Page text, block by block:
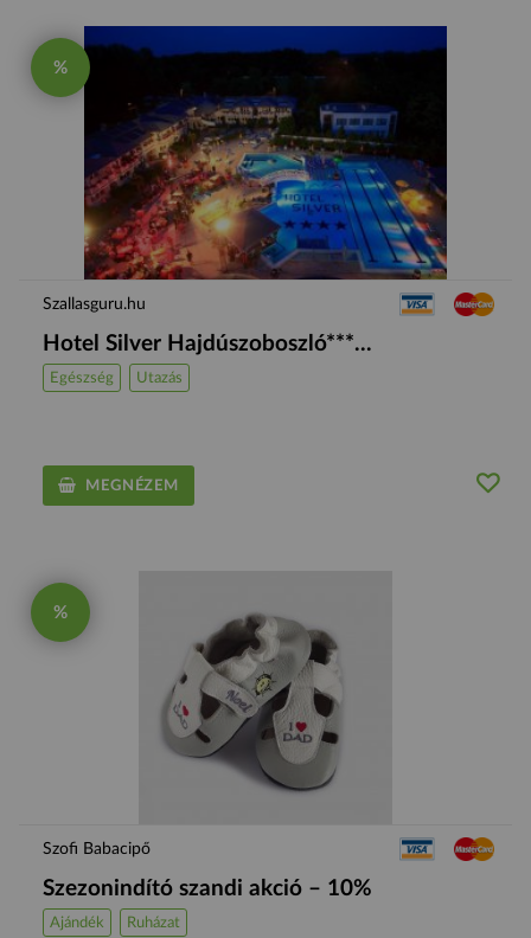
%
Szallasguru.hu
Hotel Silver Hajdúszoboszló***...
Egészség Utazás
MEGNÉZEM
%
Szofi Babacipő
Szezonindító szandi akció – 10%
Ajándék Ruházat